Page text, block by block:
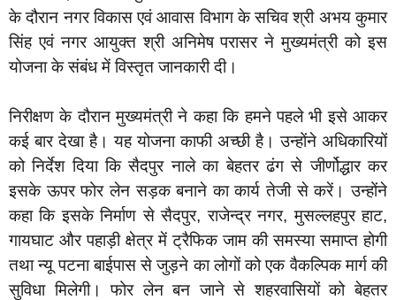
के दौरान नगर विकास एवं आवास विभाग के सचिव श्री अभय कुमार
सिंह एवं नगर आयुक्त श्री अनिमेष परासर ने मुख्यमंत्री को इस
योजना के संबंध में विस्तृत जानकारी दी।
निरीक्षण के दौरान मुख्यमंत्री ने कहा कि हमने पहले भी इसे आकर
कई बार देखा है। यह योजना काफी अच्छी है। उन्होंने अधिकारियों
को निर्देश दिया कि सैदपुर नाले का बेहतर ढंग से जीर्णोद्धार कर
इसके ऊपर फोर लेन सड़क बनाने का कार्य तेजी से करें। उन्होंने
कहा कि इसके निर्माण से सैदपुर, राजेन्द्र नगर, मुसल्लहपुर हाट,
गायघाट और पहाड़ी क्षेत्र में ट्रैफिक जाम की समस्या समाप्त होगी
तथा न्यू पटना बाईपास से जुड़ने का लोगों को एक वैकल्पिक मार्ग की
सुविधा मिलेगी। फोर लेन बन जाने से शहरवासियों को बेहतर